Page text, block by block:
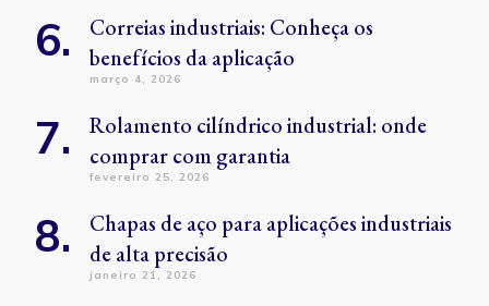
Correias industriais: Conheça os
benefícios da aplicação
março 4, 2026
Rolamento cilíndrico industrial: onde
comprar com garantia
fevereiro 25, 2026
Chapas de aço para aplicações industriais
de alta precisão
janeiro 21, 2026